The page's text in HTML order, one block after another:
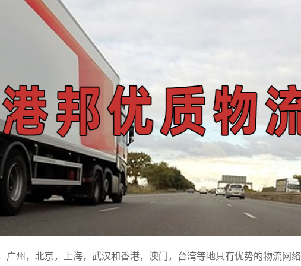
广州，北京，上海，武汉和香港，澳门，台湾等地具有优势的物流网